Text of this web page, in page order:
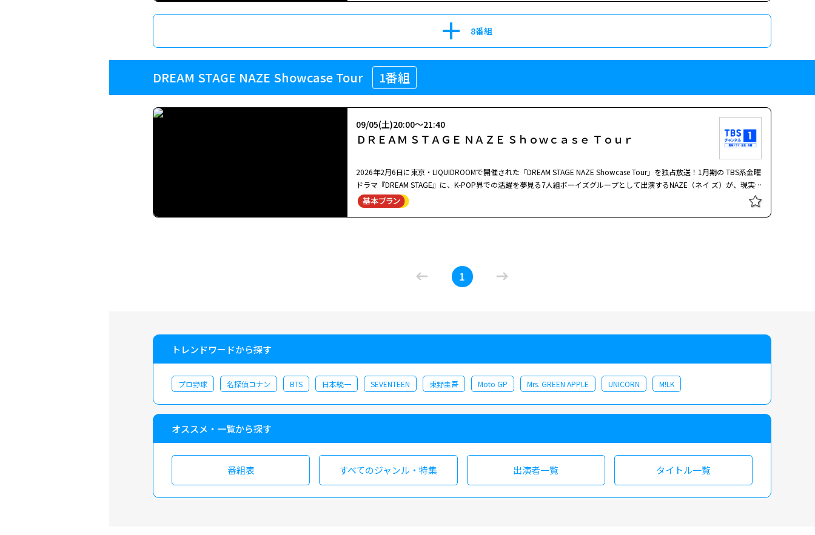
巻き起こす「奇跡」…！ 池田エライザに加え、ハ・ヨンス、キム・ジェギョン、イ・イギョンら韓国の実力派俳優たちも共
演。世代や国籍を越えた 大切な仲間たちとの絆を描く、熱い人間ドラマをお見逃しなく。2026年作品。
8番組
DREAM STAGE NAZE Showcase Tour 1番組
ＤＲＥＡＭ ＳＴＡＧＥ ＮＡＺＥ Ｓｈｏｗｃａｓｅ Ｔｏｕｒ
09/05(土)20:00～21:40
2026年2月6日に東京・LIQUIDROOMで開催された「DREAM STAGE NAZE Showcase Tour」を独占放送！1月期の TBS系金曜
ドラマ『DREAM STAGE』に、K-POP界での活躍を夢見る7人組ボーイズグループとして出演するNAZE（ネイ ズ）が、現実
世界で行う初のライブツアー。貴重な初日公演の模様を全曲ノーカットでお送りする。 NAZEは、韓国出身のユンギ、アト、
キムゴン、ドヒョク、タイ出身のターン、日本出身のカイセイ、ユウヤで構成。ドラマ 放送後のアーティストデビューを目
1
トレンドワードから探す
プロ野球 名探偵コナン BTS 日本統一 SEVENTEEN 東野圭吾 Moto GP Mrs. GREEN APPLE UNICORN M!LK
オススメ・一覧から探す
番組表 すべてのジャンル・特集 出演者一覧 タイトル一覧